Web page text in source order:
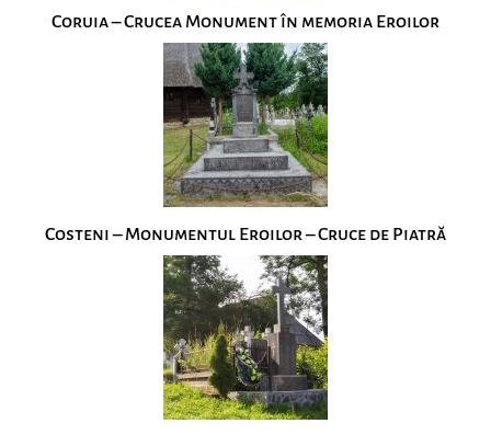
Coruia – Crucea Monument în memoria Eroilor
Costeni – Monumentul Eroilor – Cruce de Piatră